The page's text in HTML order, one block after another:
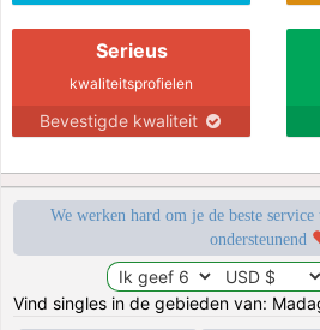
Serieus
kwaliteitsprofielen
Bevestigde kwaliteit
We werken hard om je de beste
ondersteunend
Vind singles in de gebieden van: